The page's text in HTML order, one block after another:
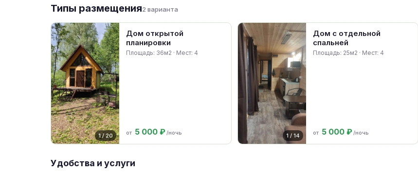
Типы размещения2 варианта
1 / 20
Дом открытой
планировки
Площадь: 36м2 · Мест: 4
от 5 000 ₽/ночь 1 / 14
Дом с отдельной
спальней
Площадь: 25м2 · Мест: 4
от 5 000 ₽/ночь
Удобства и услуги